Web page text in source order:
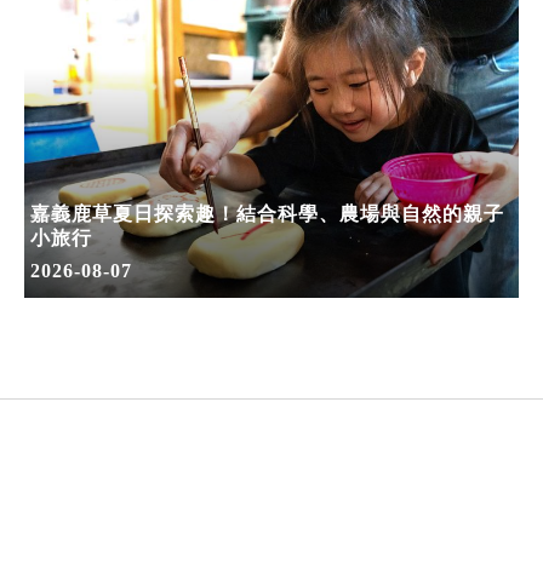
嘉義鹿草夏日探索趣！結合科學、農場與自然的親子
小旅行
2026-08-07